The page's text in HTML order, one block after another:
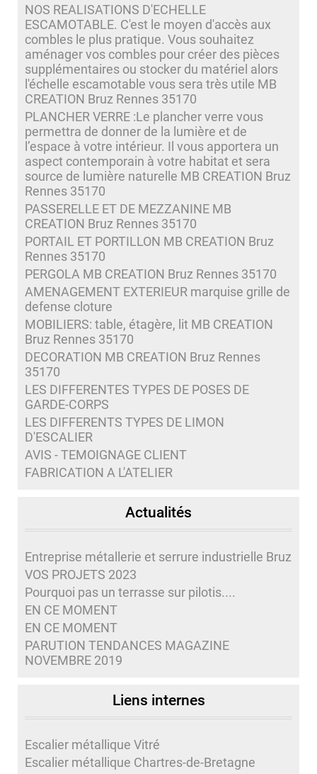
NOS REALISATIONS D'ECHELLE
ESCAMOTABLE. C'est le moyen d'accès aux
combles le plus pratique. Vous souhaitez
aménager vos combles pour créer des pièces
supplémentaires ou stocker du matériel alors
l'échelle escamotable vous sera très utile MB
CREATION Bruz Rennes 35170
PLANCHER VERRE :Le plancher verre vous
permettra de donner de la lumière et de
l’espace à votre intérieur. Il vous apportera un
aspect contemporain à votre habitat et sera
source de lumière naturelle MB CREATION Bruz
Rennes 35170
PASSERELLE ET DE MEZZANINE MB
CREATION Bruz Rennes 35170
PORTAIL ET PORTILLON MB CREATION Bruz
Rennes 35170
PERGOLA MB CREATION Bruz Rennes 35170
AMENAGEMENT EXTERIEUR marquise grille de
defense cloture
MOBILIERS: table, étagère, lit MB CREATION
Bruz Rennes 35170
DECORATION MB CREATION Bruz Rennes
35170
LES DIFFERENTES TYPES DE POSES DE
GARDE-CORPS
LES DIFFERENTS TYPES DE LIMON
D'ESCALIER
AVIS - TEMOIGNAGE CLIENT
FABRICATION A L'ATELIER
Actualités
Entreprise métallerie et serrure industrielle Bruz
VOS PROJETS 2023
Pourquoi pas un terrasse sur pilotis....
EN CE MOMENT
EN CE MOMENT
PARUTION TENDANCES MAGAZINE
NOVEMBRE 2019
Liens internes
Escalier métallique Vitré
Escalier métallique Chartres-de-Bretagne